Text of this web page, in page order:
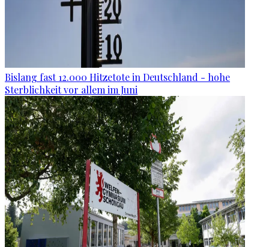
Bislang fast 12.000 Hitzetote in Deutschland - hohe
Sterblichkeit vor allem im Juni